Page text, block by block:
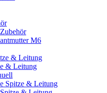
M6
& Leitung
& Leitung
Spitze & Leitung